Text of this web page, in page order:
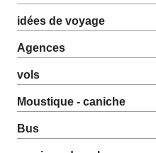
idées de voyage
Agences
vols
Moustique - caniche
Bus